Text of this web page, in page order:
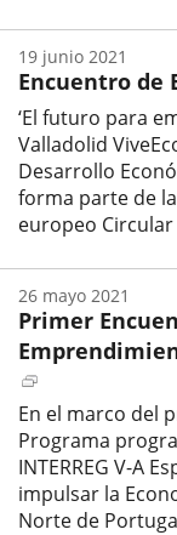
inicio
del
Encuentro de
‘El futuro para
Valladolid
Desarrollo
forma parte de
europeo
inicio
del
evento
19 junio 2021
Primer
Enlace
a
una
aplicación
externa.
En el marco del
Programa
INTERREG V-A
impulsar la
Norte de
26 mayo 2021